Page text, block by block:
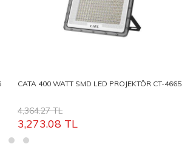
CATA 400 WATT SMD LED PROJEKTÖR CT-4665
4,364.27 TL
3,273.08 TL